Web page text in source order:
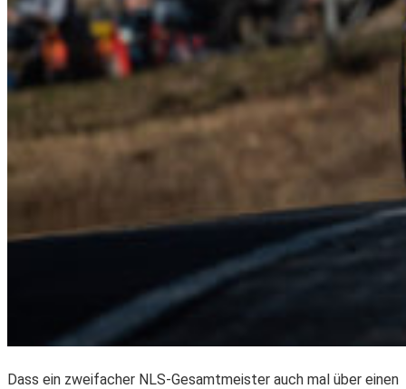
Dass ein zweifacher NLS-Gesamtmeister auch mal über einen